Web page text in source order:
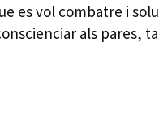
es vol combatre i
als pares,